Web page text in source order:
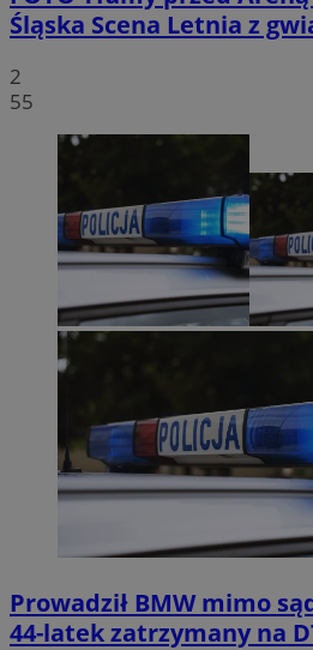
Śląska Scena Letnia z
2
55
Prowadził BMW mimo
44-latek zatrzymany na